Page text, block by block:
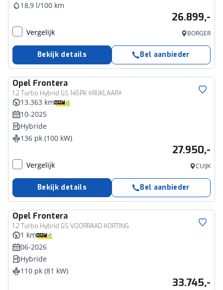
18,9 l/100 km
26.899,-
Vergelijk BORGER
Bekijk details Bel aanbieder
Opel Frontera
1.2 Turbo Hybrid GS 145PK #RIJKLAAR#
13.363 km
10-2025
Hybride
136 pk (100 kW)
27.950,-
Vergelijk CUIJK
Bekijk details Bel aanbieder
Opel Frontera
1.2 Turbo Hybrid GS VOORRAAD KORTING
1 km
06-2026
Hybride
110 pk (81 kW)
33.745,-